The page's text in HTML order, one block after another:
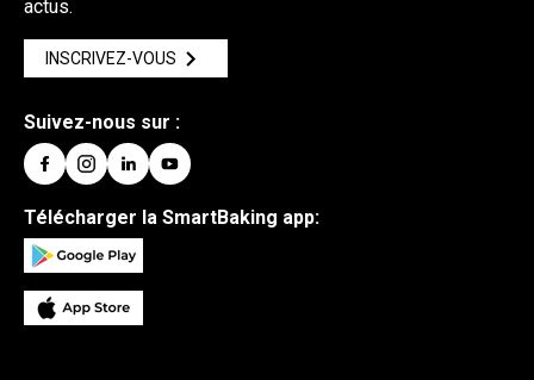
actus.
INSCRIVEZ-VOUS
Suivez-nous sur :
Télécharger la SmartBaking app: